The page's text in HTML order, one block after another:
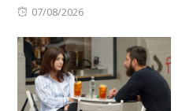
Posted
07/08/2026